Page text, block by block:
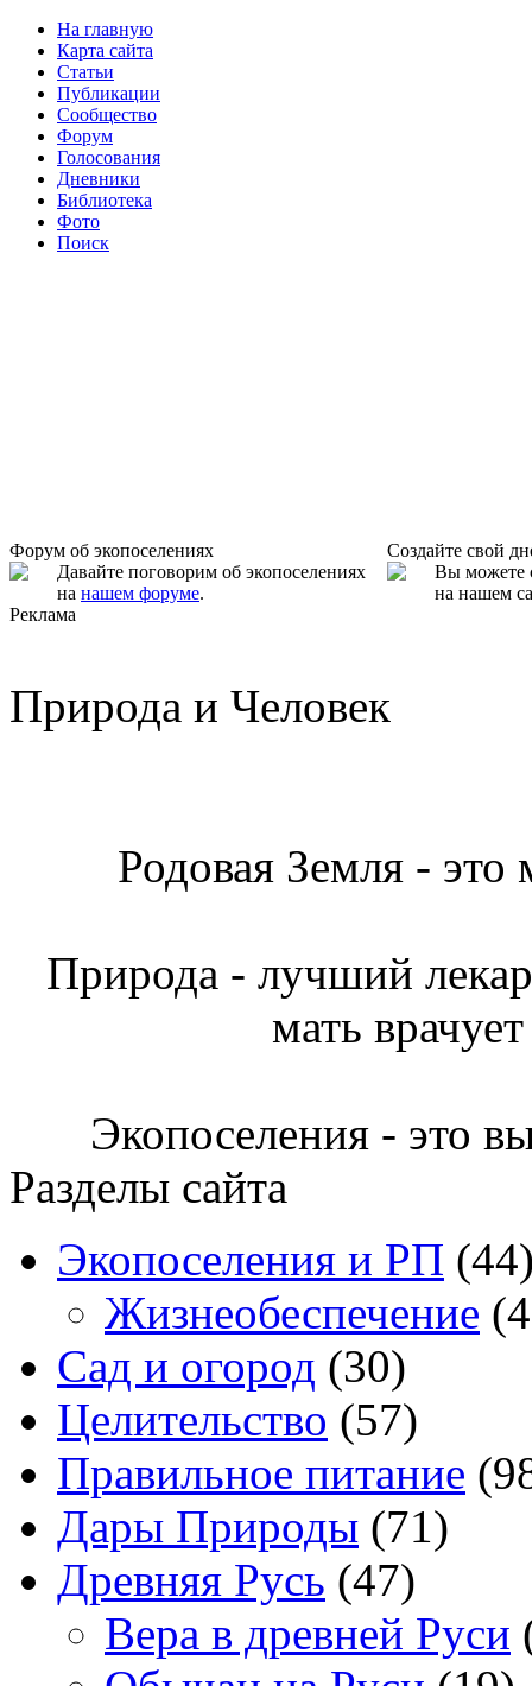
На главную
Карта сайта
Статьи
Публикации
Сообщество
Форум
Голосования
Дневники
Библиотека
Фото
Поиск
Форум об экопоселениях
Давайте поговорим об экопоселениях
на нашем форуме.
Создайте свой
Вы можете
на нашем
Реклама
Природа и Человек
Родовая Земля - это
Природа - лучший
мать
Экопоселения - это
Разделы сайта
Экопоселения и РП
Жизнеобеспечение
Сад и огород (30)
Целительство (57)
Правильное питание
Дары Природы (71)
Древняя Русь (47)
Вера в древней Руси